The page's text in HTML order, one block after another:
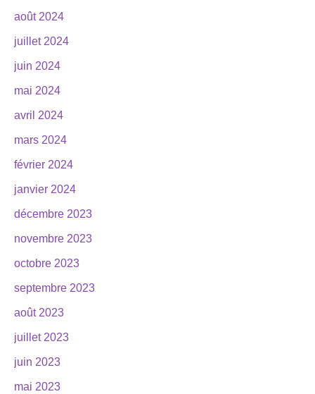
août 2024
juillet 2024
juin 2024
mai 2024
avril 2024
mars 2024
février 2024
janvier 2024
décembre 2023
novembre 2023
octobre 2023
septembre 2023
août 2023
juillet 2023
juin 2023
mai 2023